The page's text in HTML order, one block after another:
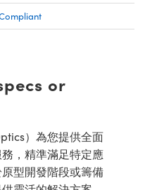
or
）為您提供全面
，精準滿足特定應
型開發階段或籌備